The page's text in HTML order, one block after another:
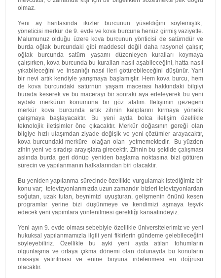
olmaz.
Yeni ay haritasında ikizler burcunun yüseldiğini söylemiştik;
yöneticisi merkür de 9. evde ve kova burcuna henüz girmiş vaziyette.
Malumunuz olduğu üzere kova burcunun yönticisi de satürndür ve
burda oğlak burcundaki gibi maddesel değil daha rasyonel çalışır;
oğlak burcunda satürn yaşamı düzenleyen kuralları koymaya
çalışırken, kova burcunda bu kuralları nasıl aşabileceğini, hatta nasıl
yıkabileceğini ve insanlığı nasıl ileri götürebileceğini düşünür. Yani
bir nevi artık kendiyle yarışmaya başlamıştır. Hem kova burcu, hem
de kova burcundaki satürnün yaşam macerası hakkındaki bilgiyi
burada keserek ve bu macerayı bir sonraki aya erteleyerek bu yeni
aydaki merkürün konumuna bir göz atalım. İletişimin gezegeni
merkür kova burcunda artık zihnin kalıplarını kırmaya yönelik
çalışmaya başlayacaktır. Bu yeni ayda bolca iletişim özellikle
teknolojik iletişimler öne çıkacaktır. Merkür doğasının gereği olan
bilgiye hızlı ulaşımdan ziyade değişik ve yeni çözümler arayacaktır,
kova burcundaki merküre olağan olan yetmemektedir. Bu yüzden
zihin yeni ve sıradışı arayışlara girecektir. Zihnin bu şekilde çalışması
aslında burda geri dönüp yeniden başlama noktasına bizi götüren
sürecin ve yapılanmanın halkalarından biri olacaktır.
Bu yeniden yapılanma sürecinde özellikle vurgulamak istediğimiz bir
konu var; televizyonlarımızda uzun zamandır bizleri televizyonlardan
soğutan, uzak tutan, beynimizi uyuşturan, gelişmenin önünü kesen
programlar yerine bizi düşünmeye ve kendimizi aşmaya teşvik
edecek yeni yapımlara yönlenilmesi gerektiği kanaatindeyiz.
Yeni ayın 9. evde olması sebebiyle özellikle üniversitelerimiz ve yeni
hukuksal yapılanmamızla ilgili yeni fikirlerin gündeme gelebileceğini
söyleyebiliriz. Özellikle bu ayki yeni ayda atılan tohumların
olgunlaşma ve ortaya çıkma dönemi olan dolunayda bu konuların
masaya yatırılması ve enine boyuna irdelenmesi en doğrusu
olacaktır.